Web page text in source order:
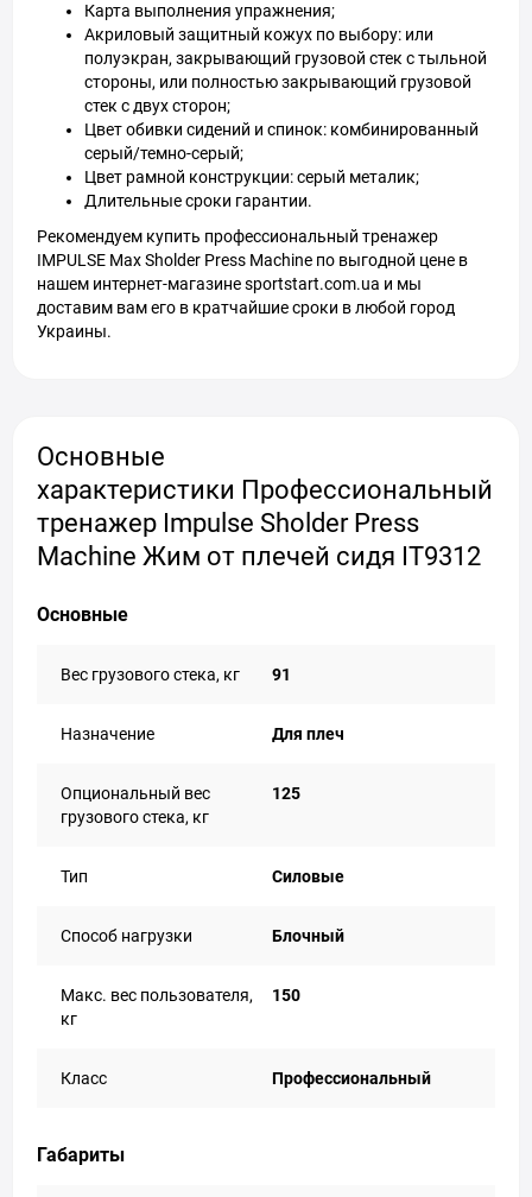
Карта выполнения упражнения;
Акриловый защитный кожух по выбору: или
полуэкран, закрывающий грузовой стек с тыльной
стороны, или полностью закрывающий грузовой
стек с двух сторон;
Цвет обивки сидений и спинок: комбинированный
серый/темно-серый;
Цвет рамной конструкции: серый металик;
Длительные сроки гарантии.
Рекомендуем купить профессиональный тренажер
IMPULSE Max Sholder Press Machine по выгодной цене в
нашем интернет-магазине sportstart.com.ua и мы
доставим вам его в кратчайшие сроки в любой город
Украины.
Основные
характеристики Профессиональный
тренажер Impulse Sholder Press
Machine Жим от плечей сидя IT9312
Основные
Вес грузового стека, кг 91
Назначение Для плеч
Опциональный вес
грузового стека, кг
125
Тип Силовые
Способ нагрузки Блочный
Макс. вес пользователя,
кг
150
Класс Профессиональный
Габариты